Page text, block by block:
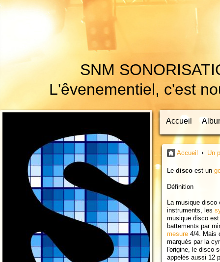
SNM
L'êvenementiel, c'est
Accueil
Accueil Un
Le disco est un
Définition
La musique
instruments, les
musique disco
battements par
mesure 4/4. Mais
marqués par la
l'origine, le disco
appelés aussi 12